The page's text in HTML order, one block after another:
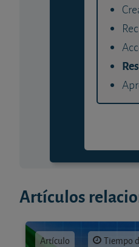
Artículos
Artículo Tiempo